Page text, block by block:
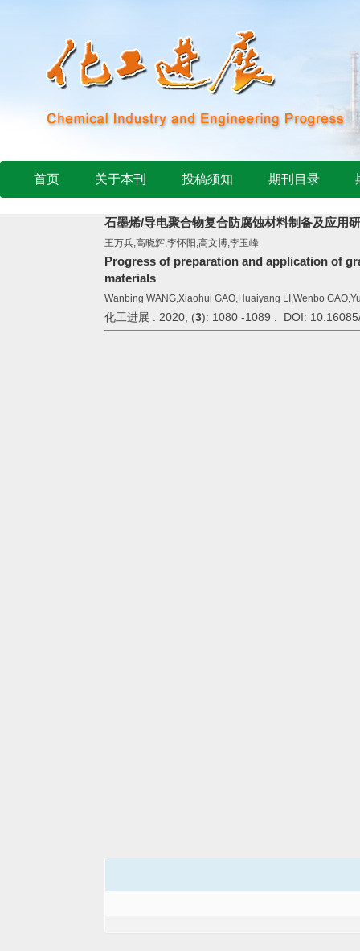
首页 关于本刊 投稿须知 期刊目录
石墨烯/导电聚合物复合防腐蚀材料制备及应用
王万兵,高晓辉,李怀阳,高文博,李玉峰
Progress of preparation and application of
materials
Wanbing WANG,Xiaohui GAO,Huaiyang LI,Wenbo
化工进展 . 2020, (3): 1080 -1089 . DOI: